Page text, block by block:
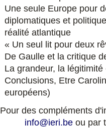
Une seule Europe pour
diplomatiques et
réalité atlantique
« Un seul lit pour deux
De Gaulle et la critique
La grandeur, la légitimité
Conclusions, Etre
européens)
Pour des compléments
info@ieri.beou par